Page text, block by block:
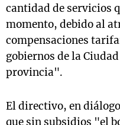
cantidad de servicios
momento, debido al
compensaciones
gobiernos de la
provincia".
El directivo, en
que sin subsidios "el